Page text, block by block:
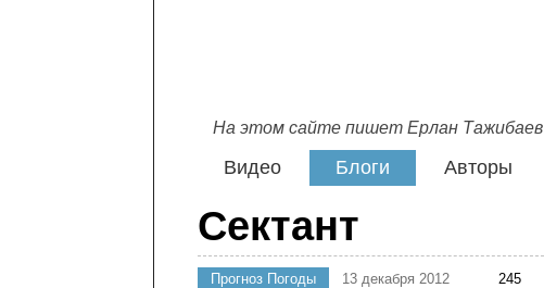
На этом сайте пишет Ерлан Тажибаев
Видео Блоги Авторы
Сектант
Прогноз Погоды 13 декабря 2012 245